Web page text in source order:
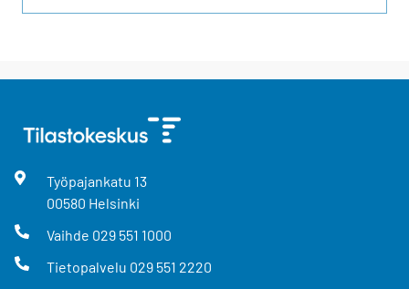
Työpajankatu 13
00580 Helsinki
Vaihde 029 551 1000
Tietopalvelu 029 551 2220